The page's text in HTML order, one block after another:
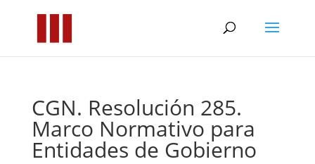
CGN. Resolución 285.
Marco Normativo para
Entidades de Gobierno